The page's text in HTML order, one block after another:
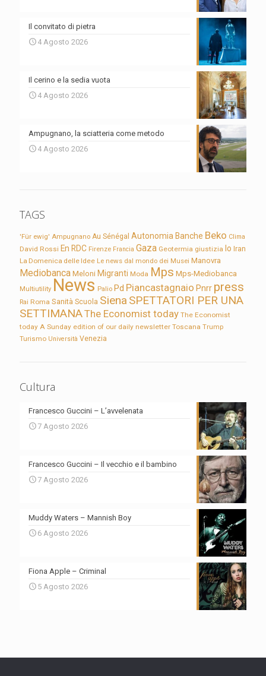
Il convitato di pietra
4 Agosto 2026
Il cerino e la sedia vuota
4 Agosto 2026
Ampugnano, la sciatteria come metodo
4 Agosto 2026
TAGS
'Für ewig' Ampugnano Au Sénégal Autonomia Banche Beko Clima
David Rossi En RDC Firenze Francia Gaza Geotermia giustizia Io Iran
La Domenica delle Idee Le news dal mondo dei Musei Manovra
Mediobanca Meloni Migranti Moda Mps Mps-Mediobanca
Multiutility News Palio Pd Piancastagnaio Pnrr press
Rai Roma Sanità Scuola Siena SPETTATORI PER UNA
SETTIMANAThe Economist today The Economist
today A Sunday edition of our daily newsletter Toscana Trump
Turismo Università Venezia
Cultura
Francesco Guccini – L’avvelenata
7 Agosto 2026
Francesco Guccini – Il vecchio e il bambino
7 Agosto 2026
Muddy Waters – Mannish Boy
6 Agosto 2026
Fiona Apple – Criminal
5 Agosto 2026